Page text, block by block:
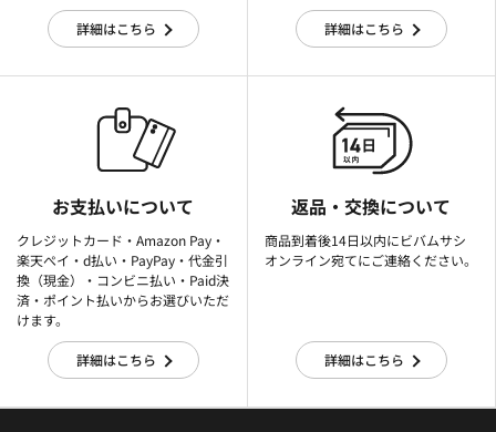
詳細はこちら 詳細はこちら
お支払いについて
クレジットカード・Amazon Pay・
楽天ぺイ・d払い・PayPay・代金引
換（現金）・コンビニ払い・Paid決
済・ポイント払いからお選びいただ
けます。
詳細はこちら
返品・交換について
商品到着後14日以内にビバムサシ
オンライン宛てにご連絡ください。
詳細はこちら